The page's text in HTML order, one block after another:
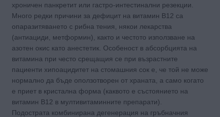
хроничен панкретит или гастро-интестинални резек­ции.
Много редки причини за дефицит на витамин В12 са
опаразитяването с рибна тения, някои лекарства
(антиациди, метформин), както и честото използване на
азотен окис като анестетик. Особеност в абсорбцията на
витамина при често срещащия се при възрастните
пациенти хипоацидитет на стомашния сок е, че той не може
нормално да бъде оползотворен от храната, а само когато
е приет в кристална форма (каквото е състоянието на
витамин В12 в мултивитаминните препарати).
Подострата комбинирана дегенерация на гръбначния